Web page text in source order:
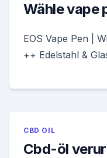
Wähle vape
EOS Vape Pen |
++ Edelstahl &
CBD OIL
Cbd-öl